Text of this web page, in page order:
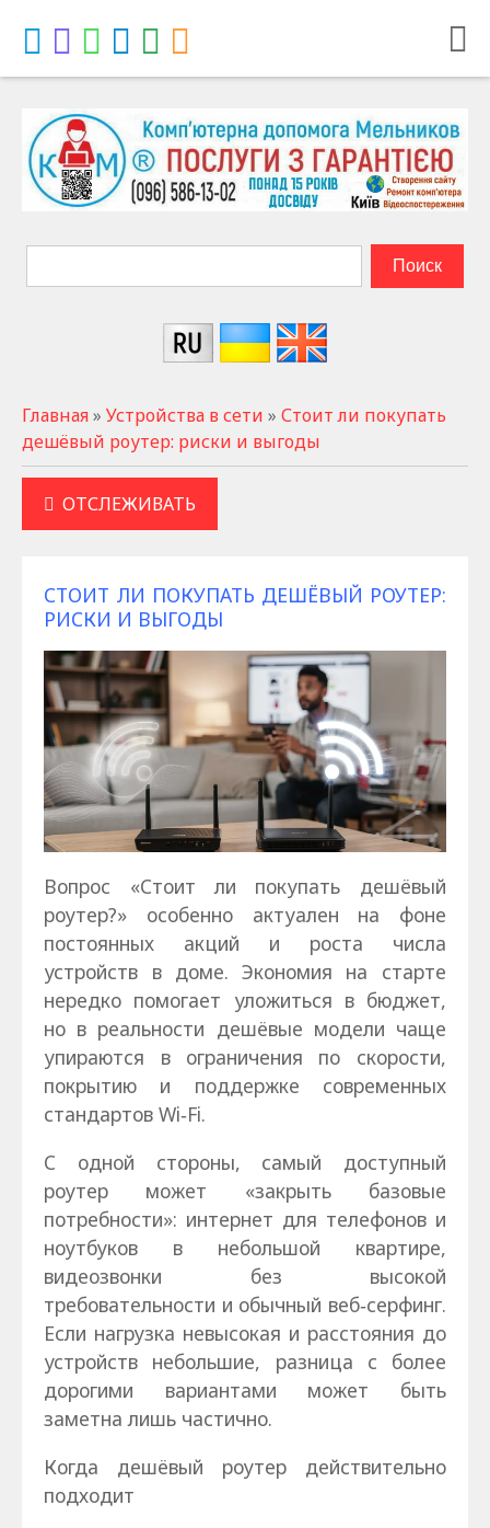
Главная» Устройства в сети » Стоит ли покупать
дешёвый роутер: риски и выгоды
ОТСЛЕЖИВАТЬ
СТОИТ ЛИ ПОКУПАТЬ ДЕШЁВЫЙ РОУТЕР:
РИСКИ И ВЫГОДЫ
Вопрос «Стоит ли покупать дешёвый
роутер?» особенно актуален на фоне
постоянных акций и роста числа
устройств в доме. Экономия на старте
нередко помогает уложиться в бюджет,
но в реальности дешёвые модели чаще
упираются в ограничения по скорости,
покрытию и поддержке современных
стандартов Wi‑Fi.
С одной стороны, самый доступный
роутер может «закрыть базовые
потребности»: интернет для телефонов и
ноутбуков в небольшой квартире,
видеозвонки без высокой
требовательности и обычный веб‑серфинг.
Если нагрузка невысокая и расстояния до
устройств небольшие, разница с более
дорогими вариантами может быть
заметна лишь частично.
Когда дешёвый роутер действительно
подходит